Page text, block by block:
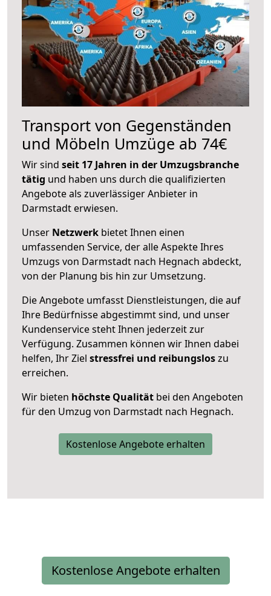
Transport von Gegenständen
und Möbeln Umzüge ab 74€
Wir sind seit 17 Jahren in der Umzugsbranche
tätig und haben uns durch die qualifizierten
Angebote als zuverlässiger Anbieter in
Darmstadt erwiesen.
Unser Netzwerk bietet Ihnen einen
umfassenden Service, der alle Aspekte Ihres
Umzugs von Darmstadt nach Hegnach abdeckt,
von der Planung bis hin zur Umsetzung.
Die Angebote umfasst Dienstleistungen, die auf
Ihre Bedürfnisse abgestimmt sind, und unser
Kundenservice steht Ihnen jederzeit zur
Verfügung. Zusammen können wir Ihnen dabei
helfen, Ihr Ziel stressfrei und reibungsloszu
erreichen.
Wir bieten höchste Qualität bei den Angeboten
für den Umzug von Darmstadt nach Hegnach.
Kostenlose Angebote erhalten
Kostenlose Angebote erhalten